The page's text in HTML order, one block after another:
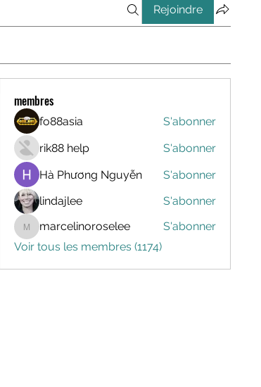
Rejoindre
membres
fo88asia
S'abonner
rik88 help
S'abonner
Hà Phương Nguyễn
S'abonner
lindajlee
S'abonner
marcelinoroselee
marcelinoroselee
S'abonner
Voir tous les membres (1174)